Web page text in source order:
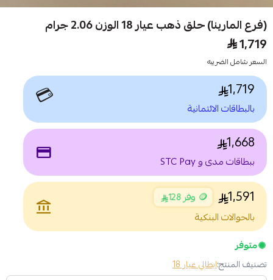
(فرع المارينا) حلق ذهب عيار 18 الوزن 2.06 جرام
1,719
السعر شامل الضريبه
1,719
بالبطاقات الائتمانية 💳
1,668
ببطاقات مدى و STC Pay payment
1,591 🪙 وفر 128
بالحوالات البنكية
account_balance
متوفر
تصنيف المنتج:ايطالي عيار 18